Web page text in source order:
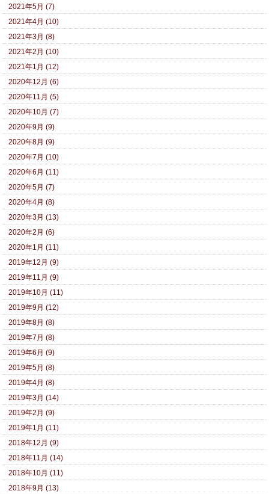
2021年5月 (7)
2021年4月 (10)
2021年3月 (8)
2021年2月 (10)
2021年1月 (12)
2020年12月 (6)
2020年11月 (5)
2020年10月 (7)
2020年9月 (9)
2020年8月 (9)
2020年7月 (10)
2020年6月 (11)
2020年5月 (7)
2020年4月 (8)
2020年3月 (13)
2020年2月 (6)
2020年1月 (11)
2019年12月 (9)
2019年11月 (9)
2019年10月 (11)
2019年9月 (12)
2019年8月 (8)
2019年7月 (8)
2019年6月 (9)
2019年5月 (8)
2019年4月 (8)
2019年3月 (14)
2019年2月 (9)
2019年1月 (11)
2018年12月 (9)
2018年11月 (14)
2018年10月 (11)
2018年9月 (13)